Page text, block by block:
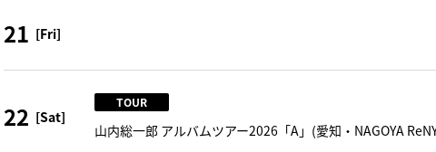
21 [Fri]
22 [Sat]
TOUR
山内総一郎 アルバムツアー2026「A」(愛知・NAGOYA